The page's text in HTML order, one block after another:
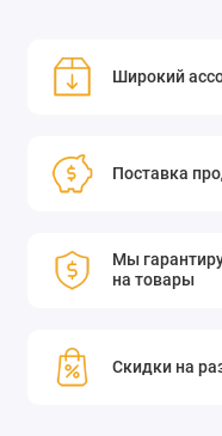
Широкий
Поставка
Мы
на товары
Скидки на